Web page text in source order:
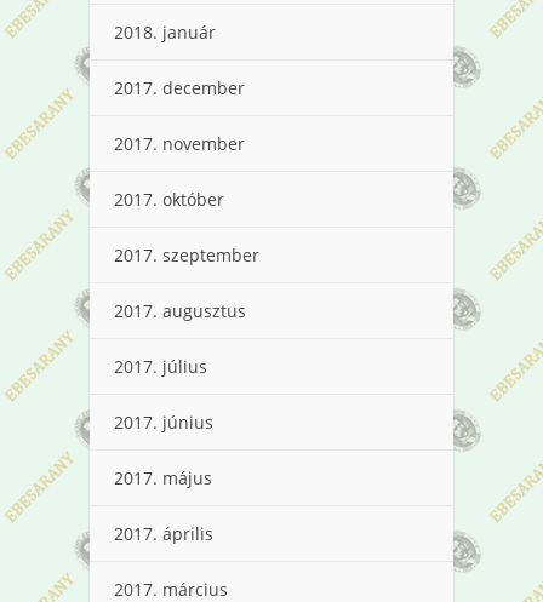
2018. január
2017. december
2017. november
2017. október
2017. szeptember
2017. augusztus
2017. július
2017. június
2017. május
2017. április
2017. március